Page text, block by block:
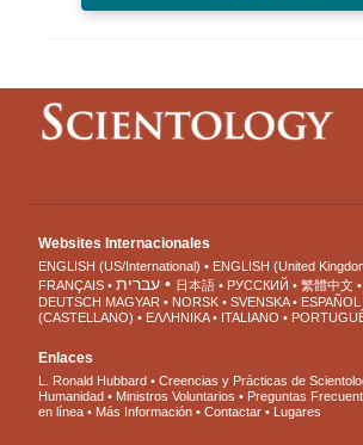
Websites Internacionales
ENGLISH (US/International) ENGLISH (United
FRANÇAIS
עברית 日本語 РУССКИЙ 繁體中文
DEUTSCH MAGYAR NORSK SVENSKA
(CASTELLANO)
ΕΛΛΗΝΙΚA ITALIANO
Enlaces
L. Ronald Hubbard Creencias y Prácticas de
Humanidad
Ministros Voluntarios Preguntas
en línea
Más Información Contactar Lugares